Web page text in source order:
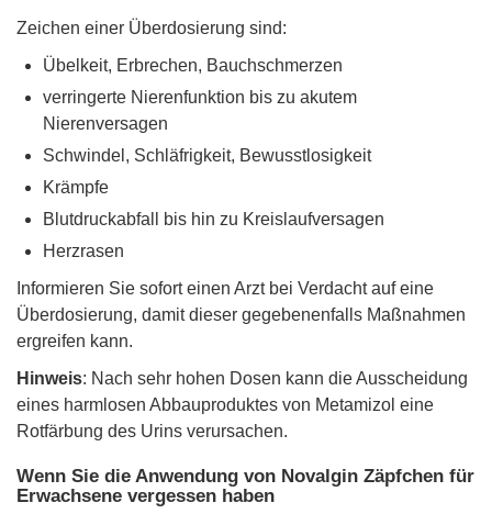
Zeichen einer Überdosierung sind:
Übelkeit, Erbrechen, Bauchschmerzen
verringerte Nierenfunktion bis zu akutem
Nierenversagen
Schwindel, Schläfrigkeit, Bewusstlosigkeit
Krämpfe
Blutdruckabfall bis hin zu Kreislaufversagen
Herzrasen
Informieren Sie sofort einen Arzt bei Verdacht auf eine
Überdosierung, damit dieser gegebenenfalls Maßnahmen
ergreifen kann.
Hinweis: Nach sehr hohen Dosen kann die Ausscheidung
eines harmlosen Abbauproduktes von Metamizol eine
Rotfärbung des Urins verursachen.
Wenn Sie die Anwendung von Novalgin Zäpfchen für
Erwachsene vergessen haben